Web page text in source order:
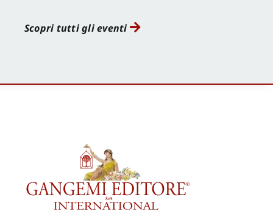
Scopri tutti gli eventi